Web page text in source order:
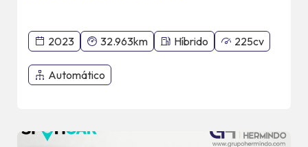
2023 32.963km Híbrido 225cv
Automático